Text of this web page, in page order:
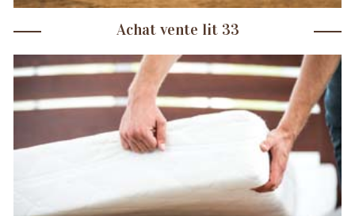
Achat vente lit 33